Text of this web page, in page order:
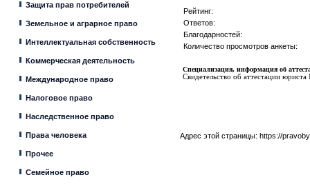
Защита прав потребителей
Земельное и аграрное право
Интеллектуальная собственность
Коммерческая деятельность
Международное право
Налоговое право
Наследственное право
Права человека
Прочее
Семейное право
Рейтинг:
Ответов:
Благодарностей:
Количество просмотров анкеты:
Специализация, информация об
Свидетельство об аттестации
Адрес этой страницы: https://